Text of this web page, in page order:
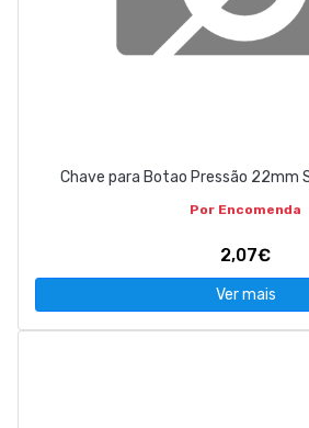
Chave para Botao Pressão 22mm
Por Encomenda
2,07€
Ver mais